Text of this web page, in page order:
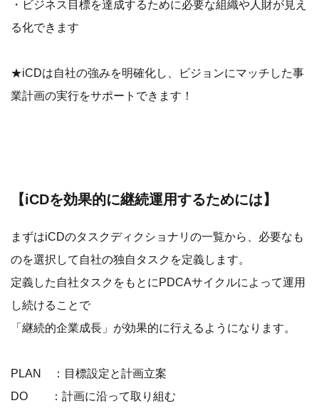
・ビジネス目標を達成するために必要な組織や人財が見え
る化できます
★iCDは自社の強みを明確化し、ビジョンにマッチした事
業計画の実行をサポートできます！
【iCDを効果的に継続運用するためには】
まずはiCDのタスクディクショナリの一覧から、必要なも
のを選択して自社の独自タスクを定義します。
定義した自社タスクをもとにPDCAサイクルによって運用
し続けることで
「継続的企業成長」が効果的に行えるようになります。
PLAN ：目標設定と計画立案
DO ：計画に沿って取り組む